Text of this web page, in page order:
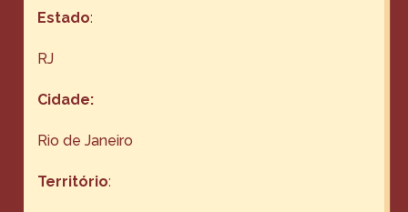
Estado:
RJ
Cidade:
Rio de Janeiro
Território: